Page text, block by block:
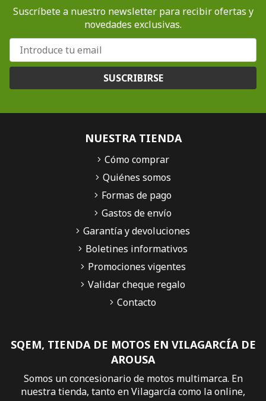
Suscríbete a nuestro newsletter para recibir ofertas y
novedades exclusivas.
SUSCRIBIRSE
SQEM, TIENDA DE MOTOS EN VILAGARCÍA DE
AROUSA
Somos un concesionario de motos multimarca. En
nuestra tienda, tanto en Vilagarcía como la online,
NUESTRA TIENDA
Cómo comprar
Quiénes somos
Formas de pago
Gastos de envío
Garantía y devoluciones
Boletines informativos
Promociones vigentes
Validar cheque regalo
Contacto